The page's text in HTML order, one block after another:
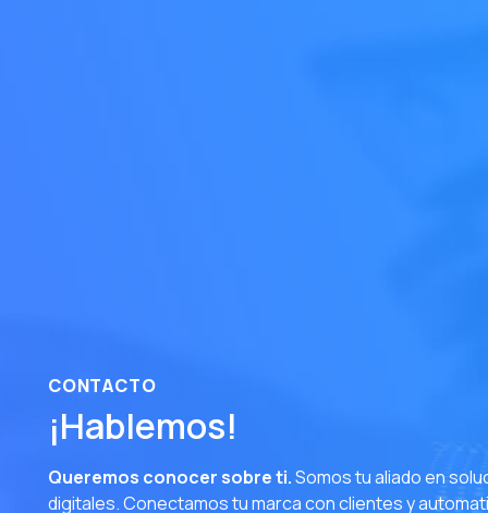
CONTACTO
¡Hablemos!
Queremos conocer sobre ti.Somos tu aliado en
digitales. Conectamos tu marca con clientes y